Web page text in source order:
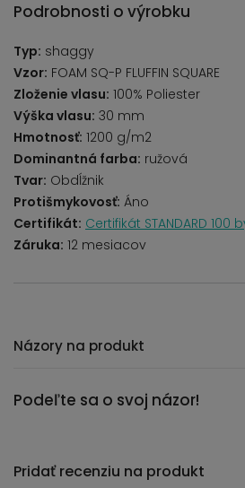
Podrobnosti o výrobku
Typ: shaggy
Vzor: FOAM SQ-P FLUFFIN SQUARE
Zloženie vlasu: 100% Poliester
Výška vlasu: 30 mm
Hmotnosť: 1200 g/m2
Dominantná farba: ružová
Tvar: Obdĺžnik
Protišmykovosť: Áno
Certifikát: Certifikát STANDARD 100
Záruka: 12 mesiacov
Názory na produkt
Podeľte sa o svoj názor!
Pridať recenziu na produkt